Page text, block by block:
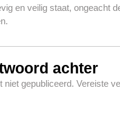
en veilig staat, ongeacht
achter
niet gepubliceerd. Vereiste